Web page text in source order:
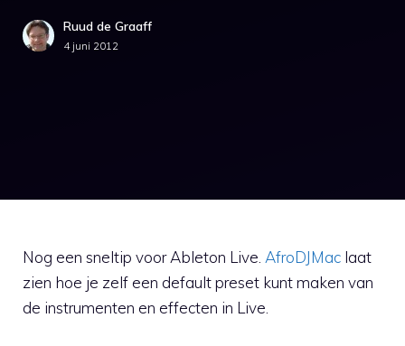
Ruud de Graaff
4 juni 2012
Nog een sneltip voor Ableton Live. AfroDJMac laat
zien hoe je zelf een default preset kunt maken van
de instrumenten en effecten in Live.